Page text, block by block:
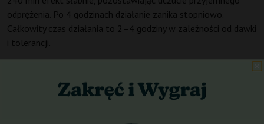
odprężenia. Po 4 godzinach działanie zanika stopniowo.
Całkowity czas działania to 2–4 godziny w zależności od dawki
i tolerancji.
dominuje pobudzenie umysłu. Poziom sedacji jest niski (2/10),
natomiast poziom pobudzenia jest wysoki (7/10). Wpływ na